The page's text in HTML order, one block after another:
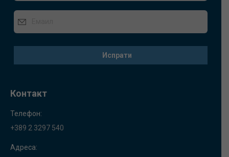
Контакт
Телефон:
+389 2 3297 540
Адреса: